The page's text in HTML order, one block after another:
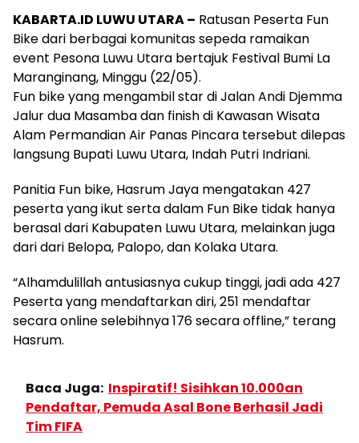
KABARTA.ID LUWU UTARA – Ratusan Peserta Fun
Bike dari berbagai komunitas sepeda ramaikan
event Pesona Luwu Utara bertajuk Festival Bumi La
Maranginang, Minggu (22/05).
Fun bike yang mengambil star di Jalan Andi Djemma
Jalur dua Masamba dan finish di Kawasan Wisata
Alam Permandian Air Panas Pincara tersebut dilepas
langsung Bupati Luwu Utara, Indah Putri Indriani.
Panitia Fun bike, Hasrum Jaya mengatakan 427
peserta yang ikut serta dalam Fun Bike tidak hanya
berasal dari Kabupaten Luwu Utara, melainkan juga
dari dari Belopa, Palopo, dan Kolaka Utara.
“Alhamdulillah antusiasnya cukup tinggi, jadi ada 427
Peserta yang mendaftarkan diri, 251 mendaftar
secara online selebihnya 176 secara offline,” terang
Hasrum.
Baca Juga: Inspiratif! Sisihkan 10.000an
Pendaftar, Pemuda Asal Bone Berhasil Jadi
Tim FIFA